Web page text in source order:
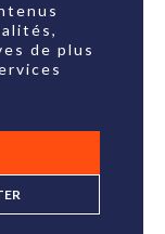
de plus